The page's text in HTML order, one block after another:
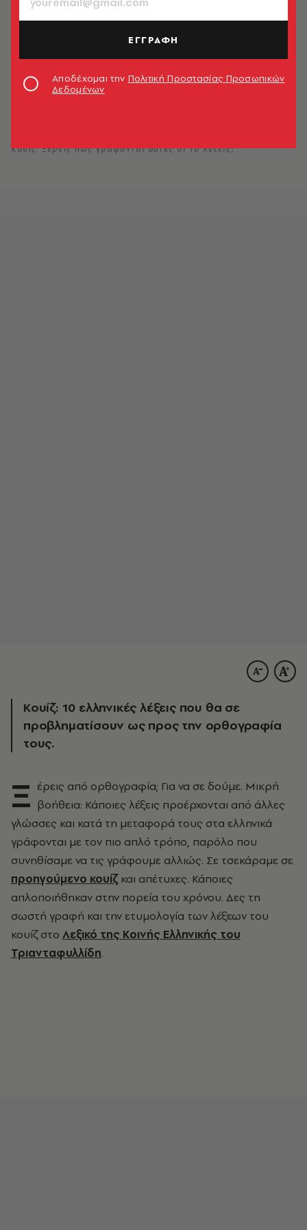
Κουίζ: Ξέρεις πώς γράφονται αυτές οι 10 λέξεις;
Κουίζ: 10 ελληνικές λέξεις που θα σε
προβληματίσουν ως προς την ορθογραφία
τους.
Ξ έρεις από ορθογραφία; Για να σε δούμε. Μικρή
βοήθεια: Κάποιες λέξεις προέρχονται από άλλες
γλώσσες και κατά τη μεταφορά τους στα ελληνικά
γράφονται με τον πιο απλό τρόπο, παρόλο που
συνηθίσαμε να τις γράφουμε αλλιώς. Σε τσεκάραμε σε
προηγούμενο κουίζκαι απέτυχες. Κάποιες
απλοποιήθηκαν στην πορεία του χρόνου. Δες τη
σωστή γραφή και την ετυμολογία των λέξεων του
κουίζ στο Λεξικό της Κοινής Ελληνικής του
Τριανταφυλλίδη.
ΕΓΓΡΑΦΗ
Αποδέχομαι την Πολιτική Προστασίας Προσωπικών
Δεδομένων